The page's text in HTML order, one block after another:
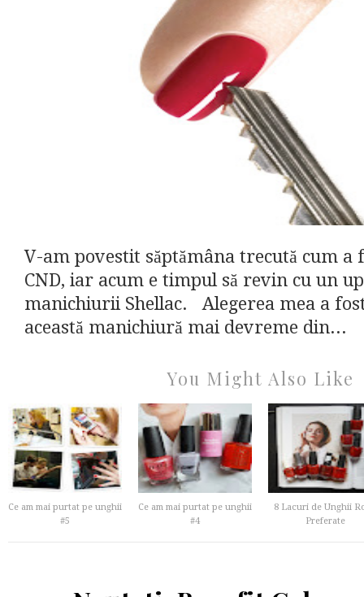
V-am povestit săptămâna trecută cum a
CND, iar acum e timpul să revin cu un
manichiurii Shellac. Alegerea mea a
această manichiură mai devreme din...
You Might Also Like
Ce am mai purtat pe unghii
#5
Ce am mai purtat pe unghii
#4
8 Lacuri de Unghii
Preferate